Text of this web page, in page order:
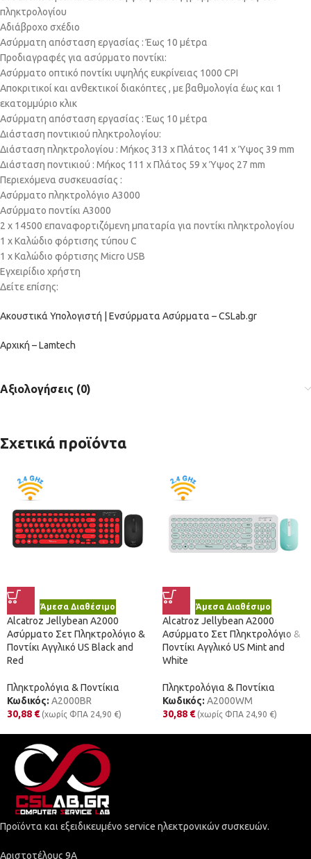
πληκτρολογίου
Αδιάβροχο σχέδιο
Ασύρματη απόσταση εργασίας : Έως 10 μέτρα
Προδιαγραφές για ασύρματο ποντίκι:
Ασύρματο οπτικό ποντίκι υψηλής ευκρίνειας 1000 CPI
Αποκριτικοί και ανθεκτικοί διακόπτες , με βαθμολογία έως και 1
εκατομμύριο κλικ
Ασύρματη απόσταση εργασίας : Έως 10 μέτρα
Διάσταση ποντικιού πληκτρολογίου:
Διάσταση πληκτρολογίου : Μήκος 313 x Πλάτος 141 x Ύψος 39 mm
Διάσταση ποντικιού : Μήκος 111 x Πλάτος 59 x Ύψος 27 mm
Περιεχόμενα συσκευασίας :
Ασύρματο πληκτρολόγιο A3000
Ασύρματο ποντίκι A3000
2 x 14500 επαναφορτιζόμενη μπαταρία για ποντίκι πληκτρολογίου
1 x Καλώδιο φόρτισης τύπου C
1 x Καλώδιο φόρτισης Micro USB
Εγχειρίδιο χρήστη
Δείτε επίσης:
Ακουστικά Υπολογιστή | Ενσύρματα Ασύρματα – CSLab.gr
Αρχική – Lamtech
Αξιολογήσεις (0)
Σχετικά προϊόντα
Άμεσα Διαθέσιμο
Alcatroz Jellybean A2000
Ασύρματο Σετ Πληκτρολόγιο &
Ποντίκι Αγγλικό US Black and
Red
Πληκτρολόγια & Ποντίκια
Κωδικός: A2000BR
30,88 € (χωρίς ΦΠΑ 24,90 €)
Άμεσα Διαθέσιμο
Alcatroz Jellybean A2000
Ασύρματο Σετ Πληκτρολόγιο &
Ποντίκι Αγγλικό US Mint and
White
Πληκτρολόγια & Ποντίκια
Κωδικός: A2000WM
30,88 € (χωρίς ΦΠΑ 24,90 €)
Προϊόντα και εξειδικευμένο service ηλεκτρονικών συσκευών.
Αριστοτέλους 9Α